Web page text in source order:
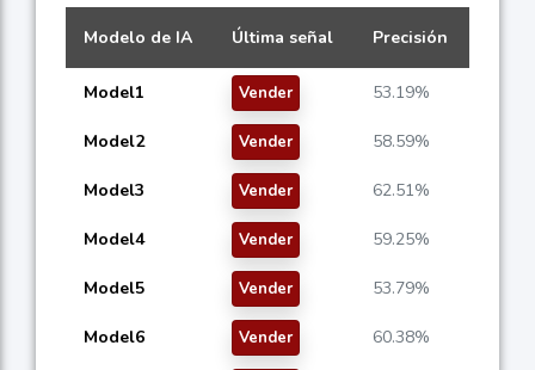
Modelo de IA Última señal Precisión
Model1 Vender 53.19%
Model2 Vender 58.59%
Model3 Vender 62.51%
Model4 Vender 59.25%
Model5 Vender 53.79%
Model6 Vender 60.38%